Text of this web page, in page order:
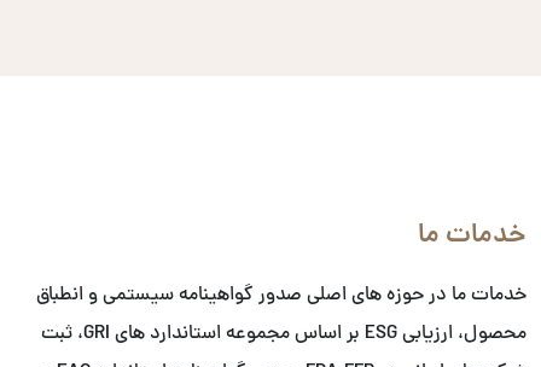
خدمات ما
خدمات ما در حوزه های اصلی صدور گواهینامه سیستمی و انطباق
محصول، ارزیابی ESG بر اساس مجموعه استاندارد های GRI، ثبت